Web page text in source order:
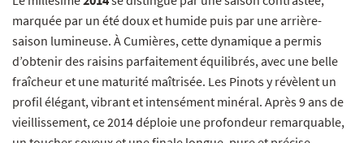
marquée par un été doux et humide puis par une arrière-
saison lumineuse. À Cumières, cette dynamique a permis
d’obtenir des raisins parfaitement équilibrés, avec une belle
fraîcheur et une maturité maîtrisée. Les Pinots y révèlent un
profil élégant, vibrant et intensément minéral. Après 9 ans de
vieillissement, ce 2014 déploie une profondeur remarquable,